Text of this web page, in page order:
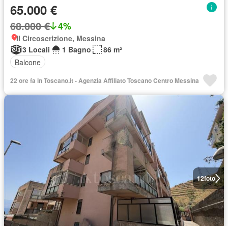
65.000 €
68.000 € 4%
II Circoscrizione, Messina
3 Locali
1 Bagno
86 m²
Balcone
22 ore fa in Toscano.it - Agenzia Affiliato Toscano Centro Messina
12foto